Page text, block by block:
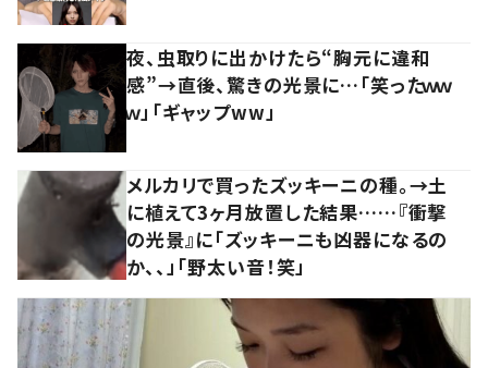
夜、虫取りに出かけたら“胸元に違和
感”→直後、驚きの光景に…「笑ったｗｗ
ｗ」「ギャップww」
メルカリで買ったズッキーニの種。→土
に植えて3ヶ月放置した結果……『衝撃
の光景』に「ズッキーニも凶器になるの
か、、」「野太い音！笑」